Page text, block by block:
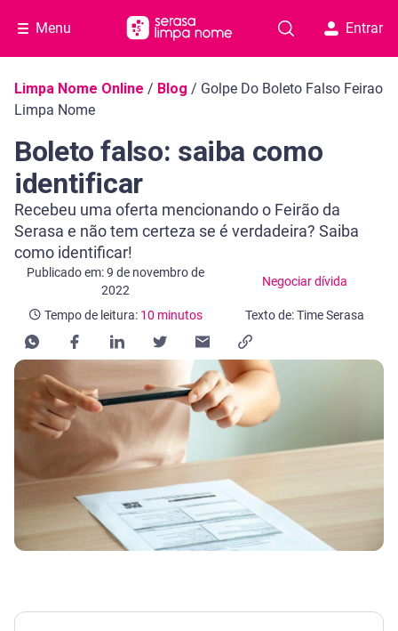
Menu Entrar
Navegação do blog
Limpa Nome Online / Blog / Golpe Do Boleto Falso Feirao
Limpa Nome
Boleto falso: saiba como
identificar
Recebeu uma oferta mencionando o Feirão da
Serasa e não tem certeza se é verdadeira? Saiba
como identificar!
Publicado em: 9 de novembro de
2022
Negociar dívida
Categoria Negociar dívida
Tempo de leitura: 10 minutos
Tempo de leitura: 10 minutos
Texto de: Time Serasa